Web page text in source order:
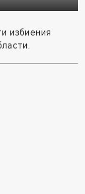
избиения